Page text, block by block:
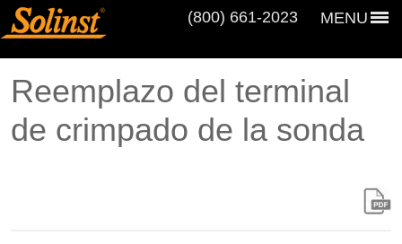
MENU
(800) 661‑2023
Reemplazo del terminal
de crimpado de la sonda